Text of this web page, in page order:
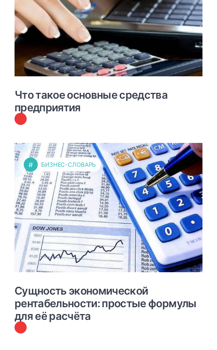
Что такое основные средства
предприятия
# БИЗНЕС-СЛОВАРЬ
Сущность экономической
рентабельности: простые формулы
для её расчёта